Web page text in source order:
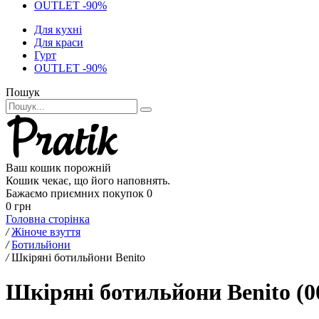
OUTLET -90%
Для кухні
Для краси
Гурт
OUTLET -90%
Пошук
Ваш кошик порожній
Кошик чекає, що його наповнять.
Бажаємо приємних покупок 0
0 грн
Головна сторінка
/ Жіноче взуття
/ Ботильйони
/ Шкіряні ботильйони Benito
Шкіряні ботильйони Benito